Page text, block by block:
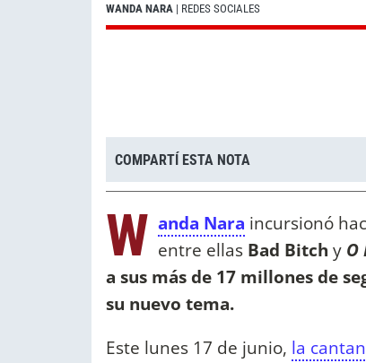
WANDA NARA | REDES SOCIALES
COMPARTÍ ESTA NOTA
W anda Nara incursionó
entre ellas Bad Bitch y O
a sus más de 17 millones de
su nuevo tema.
Este lunes 17 de junio, la